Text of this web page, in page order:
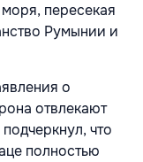
пересекая
Румынии и
о
отвлекают
что
полностью